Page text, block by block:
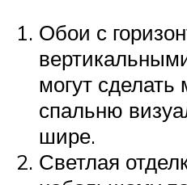
Обои с
могут сделать
спальню
шире.
Светлая